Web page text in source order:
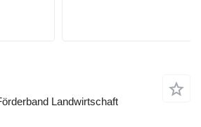
Landwirtschaft